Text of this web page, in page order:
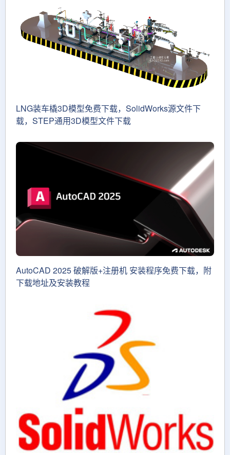
LNG装车橇3D模型免费下载，SolidWorks源文件下
载，STEP通用3D模型文件下载
AutoCAD 2025 破解版+注册机 安装程序免费下载，附
下载地址及安装教程